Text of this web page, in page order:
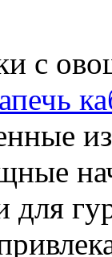
для